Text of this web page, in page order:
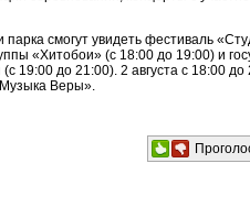
смогут увидеть фестиваль
«Хитобои» (с 18:00 до 19:00) и
19:00 до 21:00). 2 августа с 18:00
Веры».